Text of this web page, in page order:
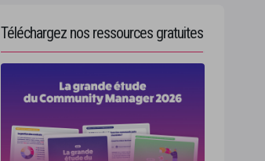
Téléchargez nos ressources gratuites